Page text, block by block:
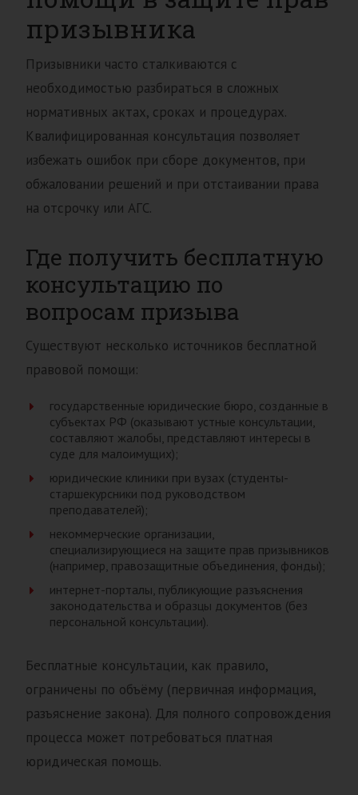
призывника
Призывники часто сталкиваются с
необходимостью разбираться в сложных
нормативных актах, сроках и процедурах.
Квалифицированная консультация позволяет
избежать ошибок при сборе документов, при
обжаловании решений и при отстаивании права
на отсрочку или АГС.
Где получить бесплатную
консультацию по
вопросам призыва
Существуют несколько источников бесплатной
правовой помощи:
государственные юридические бюро, созданные в
субъектах РФ (оказывают устные консультации,
составляют жалобы, представляют интересы в
суде для малоимущих);
юридические клиники при вузах (студенты-
старшекурсники под руководством
преподавателей);
некоммерческие организации,
специализирующиеся на защите прав призывников
(например, правозащитные объединения, фонды);
интернет-порталы, публикующие разъяснения
законодательства и образцы документов (без
персональной консультации).
Бесплатные консультации, как правило,
ограничены по объёму (первичная информация,
разъяснение закона). Для полного сопровождения
процесса может потребоваться платная
юридическая помощь.